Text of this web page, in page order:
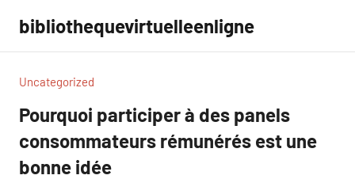
contenu
bibliothequevirtuelleenligne
Uncategorized
Pourquoi participer à des panels
consommateurs rémunérés est une
bonne idée